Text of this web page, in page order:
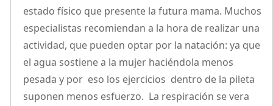
estado físico que presente la futura mama. Muchos
especialistas recomiendan a la hora de realizar una
actividad, que pueden optar por la natación: ya que
el agua sostiene a la mujer haciéndola menos
pesada y por eso los ejercicios dentro de la pileta
suponen menos esfuerzo. La respiración se vera